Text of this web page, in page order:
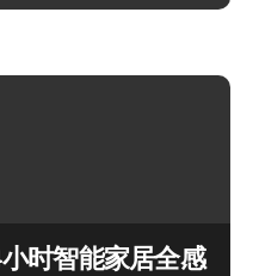
时智能家居全感